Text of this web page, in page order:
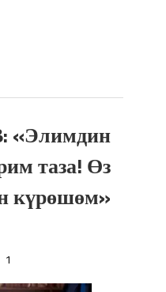
«Элимдин
таза! Өз
күрөшөм»
1